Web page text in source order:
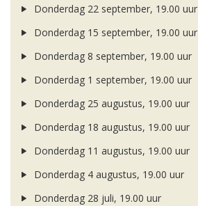
Donderdag 22 september, 19.00 uur
Donderdag 15 september, 19.00 uur
Donderdag 8 september, 19.00 uur
Donderdag 1 september, 19.00 uur
Donderdag 25 augustus, 19.00 uur
Donderdag 18 augustus, 19.00 uur
Donderdag 11 augustus, 19.00 uur
Donderdag 4 augustus, 19.00 uur
Donderdag 28 juli, 19.00 uur